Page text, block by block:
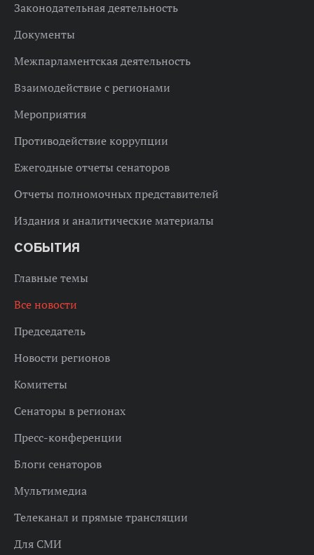
Законодательная деятельность
Документы
Межпарламентская деятельность
Взаимодействие с регионами
Мероприятия
Противодействие коррупции
Ежегодные отчеты сенаторов
Отчеты полномочных представителей
Издания и аналитические материалы
СОБЫТИЯ
Главные темы
Все новости
Председатель
Новости регионов
Комитеты
Сенаторы в регионах
Пресс-конференции
Блоги сенаторов
Мультимедиа
Телеканал и прямые трансляции
Для СМИ